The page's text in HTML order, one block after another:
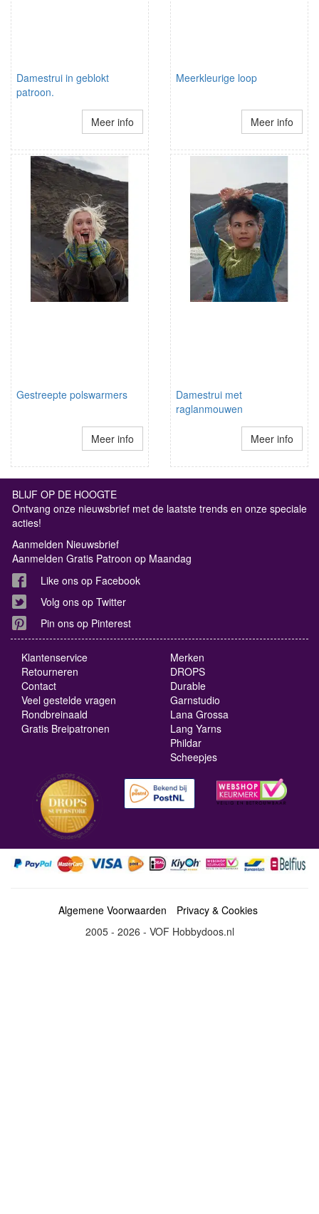
Damestrui in geblokt
patroon.
Meer info
Meerkleurige loop
Meer info
Gestreepte polswarmers
Meer info
Damestrui met
raglanmouwen
Meer info
BLIJF OP DE HOOGTE
Ontvang onze nieuwsbrief met de laatste trends en onze speciale
acties!
Aanmelden Nieuwsbrief
Aanmelden Gratis Patroon op Maandag
Like ons op Facebook
Volg ons op Twitter
Pin ons op Pinterest
Klantenservice
Retourneren
Contact
Veel gestelde vragen
Rondbreinaald
Gratis Breipatronen
Merken
DROPS
Durable
Garnstudio
Lana Grossa
Lang Yarns
Phildar
Scheepjes
Algemene Voorwaarden
Privacy & Cookies
2005 - 2026 - VOF Hobbydoos.nl